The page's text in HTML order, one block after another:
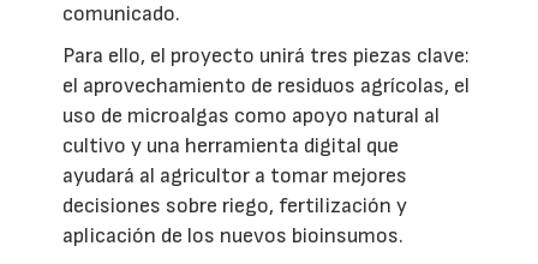
comunicado.
Para ello, el proyecto unirá tres piezas clave:
el aprovechamiento de residuos agrícolas, el
uso de microalgas como apoyo natural al
cultivo y una herramienta digital que
ayudará al agricultor a tomar mejores
decisiones sobre riego, fertilización y
aplicación de los nuevos bioinsumos.